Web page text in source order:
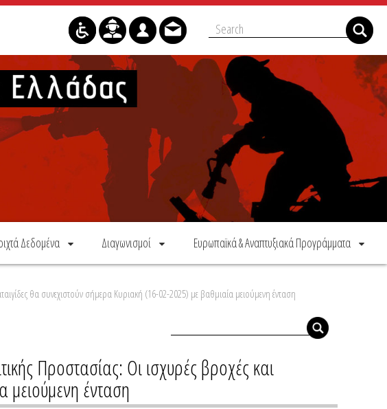
Δεδομένα Διαγωνισμοί Ευρωπαϊκά & Αναπτυξιακά Προγράμματα
θα συνεχιστούν σήμερα Κυριακή (16-02-2025) με βαθμιαία μειούμενη ένταση
Προστασίας: Οι ισχυρές βροχές και
μειούμενη ένταση